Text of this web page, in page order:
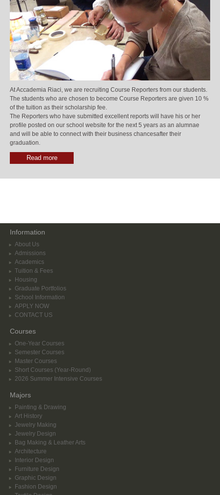
At Accademia Riaci, we are recruiting Course Reporters from our students.
The students who are chosen to become Course Reporters are given 10 %
of the tuition as their scholarship fee.
The Reporters who have submitted excellent reports will have his or her
profile posted on our school website for the next 5 years as an alumnae
and will be able to connect with their business chancesafter their
graduation.
Read more
Information
About Us
Admissions
Academics
Tuition & Fees
Housing
Graduate Portfolios
School Information
APPLY NOW
CONTACT US
Courses
One-Year Courses
Semester Courses
Master Courses
Short Courses (Year-Round)
2026 Summer Intensive Courses
Majors
Painting & Drawing
Art History
Jewelry Making
Jewelry Design
Bag Making & Leather Arts
Architecture
Interior Design
Furniture Design
Graphic Design
Fashion Design